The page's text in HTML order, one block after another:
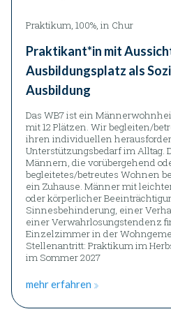
Praktikum, 100%, in Chur
Praktikant*in mit
Ausbildungsplatz als
Ausbildung
Das WB7 ist ein
mit 12 Plätzen. Wir begleiten/
ihren individuellen
Unterstützungsbedarf im Alltag.
Männern, die vorübergehend
begleitetes/betreutes Wohnen
ein Zuhause. Männer mit
oder körperlicher
Sinnesbehinderung, einer
einer Verwahrlosungstendenz
Einzelzimmer in der
Stellenantritt: Praktikum im
im Sommer 2027
mehr erfahren